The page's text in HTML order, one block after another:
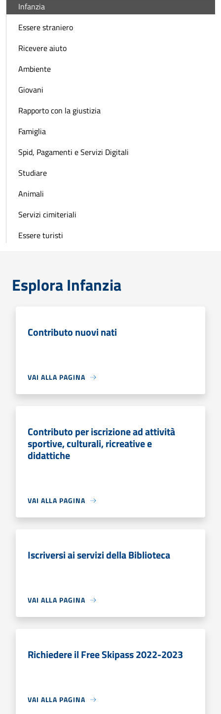
Infanzia
Essere straniero
Ricevere aiuto
Ambiente
Giovani
Rapporto con la giustizia
Famiglia
Spid, Pagamenti e Servizi Digitali
Studiare
Animali
Servizi cimiteriali
Essere turisti
Esplora Infanzia
Contributo nuovi nati
VAI ALLA PAGINA
Contributo per iscrizione ad attività
sportive, culturali, ricreative e
didattiche
VAI ALLA PAGINA
Iscriversi ai servizi della Biblioteca
VAI ALLA PAGINA
Richiedere il Free Skipass 2022-2023
VAI ALLA PAGINA